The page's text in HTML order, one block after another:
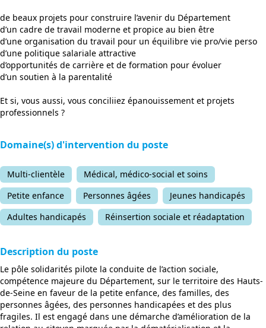
de beaux projets pour construire l’avenir du Département
d’un cadre de travail moderne et propice au bien être
d’une organisation du travail pour un équilibre vie pro/vie perso
d’une politique salariale attractive
d’opportunités de carrière et de formation pour évoluer
d’un soutien à la parentalité
Et si, vous aussi, vous conciliiez épanouissement et projets
professionnels ?
Domaine(s) d'intervention du poste
Multi-clientèle
Médical, médico-social et soins
Petite enfance
Personnes âgées
Jeunes handicapés
Adultes handicapés
Réinsertion sociale et réadaptation
Description du poste
Le pôle solidarités pilote la conduite de l’action sociale,
compétence majeure du Département, sur le territoire des Hauts-
de-Seine en faveur de la petite enfance, des familles, des
personnes âgées, des personnes handicapées et des plus
fragiles. Il est engagé dans une démarche d’amélioration de la